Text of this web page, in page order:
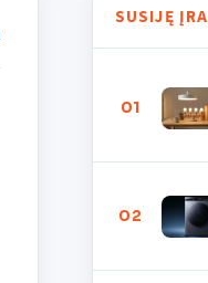
SUSIJĘ
01
02